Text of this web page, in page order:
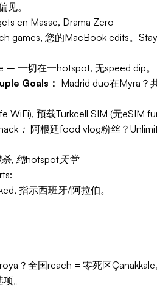
。
en Masse, Drama Zero
games, 您的MacBook edits。
– 一切在一hotspot, 无speed dip。
Goals： Madrid duo在Myra？
WiFi), 预载Turkcell SIM (无eSIM
： 阿根廷food vlog粉丝？
杀, 纯hotspot天堂
指示西班牙/阿拉伯。
？全国reach = 零死区Çanakkale
。